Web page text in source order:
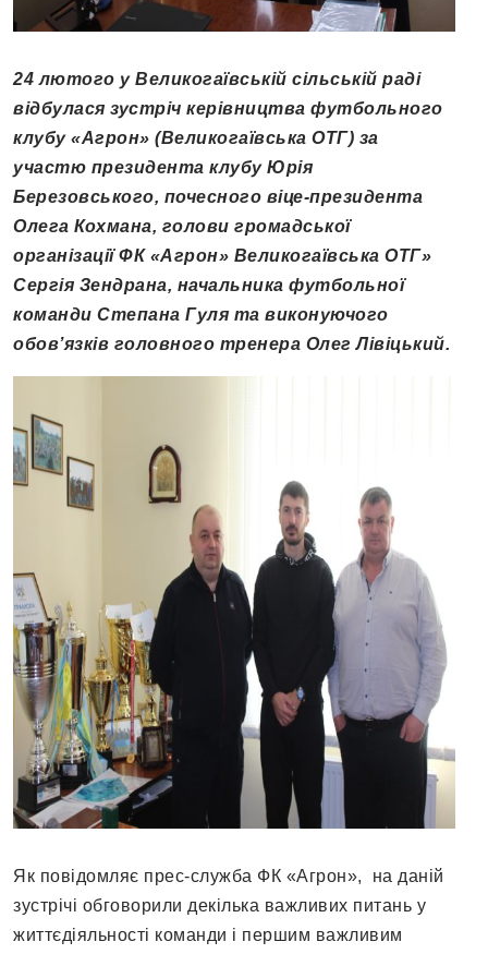
24 лютого у Великогаївській сільській раді
відбулася зустріч керівництва футбольного
клубу «Агрон» (Великогаївська ОТГ) за
участю президента клубу Юрія
Березовського, почесного віце-президента
Олега Кохмана, голови громадської
організації ФК «Агрон» Великогаївська ОТГ»
Сергія Зендрана, начальника футбольної
команди Степана Гуля та виконуючого
обов’язків головного тренера Олег Лівіцький.
Як повідомляє прес-служба ФК «Агрон», на даній
зустрічі обговорили декілька важливих питань у
життєдіяльності команди і першим важливим